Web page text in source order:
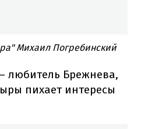
Михаил Погребинский
– любитель Брежнева,
пихает интересы